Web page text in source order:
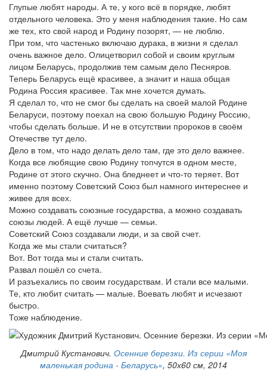
Глупые любят народы. А те, у кого всё в порядке, любят
отдельного человека. Это у меня наблюдения такие. Но сам
же тех, кто свой народ и Родину позорят, — не люблю.
При том, что частенько включаю дурака, в жизни я сделал
очень важное дело. Олицетворил собой и своим круглым
лицом Беларусь, продолжив тем самым дело Песняров.
Теперь Беларусь ещё красивее, а значит и наша общая
Родина Россия красивее. Так мне хочется думать.
Я сделал то, что не смог бы сделать на своей малой Родине
Беларуси, поэтому поехал на свою большую Родину Россию,
чтобы сделать больше. И не в отсутствии пророков в своём
Отечестве тут дело.
Дело в том, что надо делать дело там, где это дело важнее.
Когда все любящие свою Родину топчутся в одном месте,
Родине от этого скучно. Она бледнеет и что-то теряет. Вот
именно поэтому Советский Союз был намного интереснее и
живее для всех.
Можно создавать союзные государства, а можно создавать
союзы людей. А ещё лучше — семьи.
Советский Союз создавали люди, и за свой счет.
Когда же мы стали считаться?
Вот. Вот тогда мы и стали считать.
Развал пошёл со счета.
И разъехались по своим государствам. И стали все малыми.
Те, кто любит считать — малые. Воевать любят и исчезают
быстро.
Тоже наблюдение.
Дмитрий Кустанович. Осенние березки. Из серии «Моя
маленькая родина - Беларусь», 50х60 см, 2014